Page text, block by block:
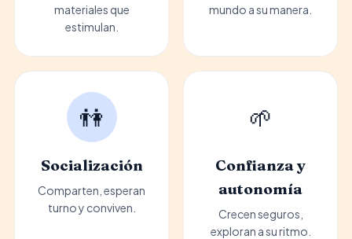
materiales que
estimulan.
mundo a su manera.
👫
Socialización
Comparten, esperan
turno y conviven.
🌱
Confianza y
autonomía
Crecen seguros,
exploran a su ritmo.